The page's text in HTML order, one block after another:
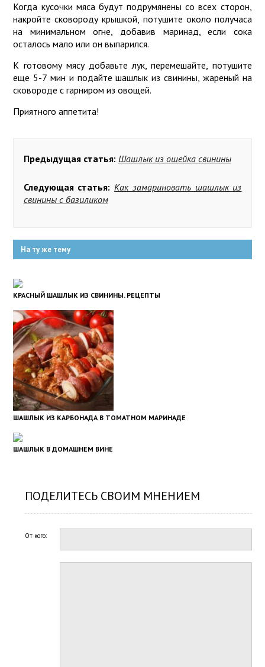
Когда кусочки мяса будут подрумянены со всех сторон,
накройте сковороду крышкой, потушите около получаса
на минимальном огне, добавив маринад, если сока
осталось мало или он выпарился.
К готовому мясу добавьте лук, перемешайте, потушите
еще 5-7 мин и подайте шашлык из свинины, жареный на
сковороде с гарниром из овощей.
Приятного аппетита!
Предыдущая статья: Шашлык из ошейка свинины
Следующая статья: Как замариновать шашлык из
свинины с базиликом
На ту же тему
КРАСНЫЙ ШАШЛЫК ИЗ СВИНИНЫ. РЕЦЕПТЫ
ШАШЛЫК ИЗ КАРБОНАДА В ТОМАТНОМ МАРИНАДЕ
ШАШЛЫК В ДОМАШНЕМ ВИНЕ
ПОДЕЛИТЕСЬ СВОИМ МНЕНИЕМ
От кого: